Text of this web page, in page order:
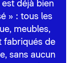
déjà bien
» : tous les
meubles,
fabriqués de
sans aucun